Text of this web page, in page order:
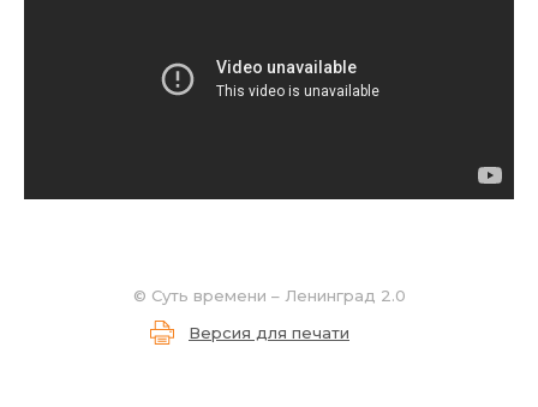
© Суть времени – Ленинград 2.0
Версия для печати